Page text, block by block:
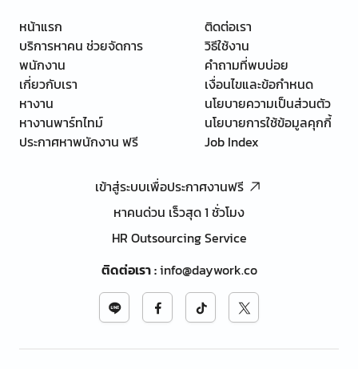
หน้าแรก
บริการหาคน ช่วยจัดการ
พนักงาน
เกี่ยวกับเรา
หางาน
หางานพาร์ทไทม์
ประกาศหาพนักงาน ฟรี
ติดต่อเรา
วิธีใช้งาน
คำถามที่พบบ่อย
เงื่อนไขและข้อกำหนด
นโยบายความเป็นส่วนตัว
นโยบายการใช้ข้อมูลคุกกี้
Job Index
เข้าสู่ระบบเพื่อประกาศงานฟรี
หาคนด่วน เร็วสุด 1 ชั่วโมง
HR Outsourcing Service
ติดต่อเรา:info@daywork.co